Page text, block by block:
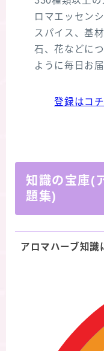
ロマエッセン
スパイス、基
石、花などに
ように毎日お届
登録はコ
知識の宝庫(
題集)
アロマハーブ知識